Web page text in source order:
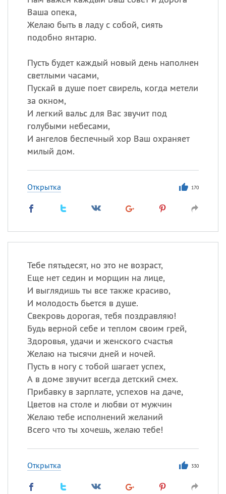
Ваша опека,
Желаю быть в ладу с собой, сиять
подобно янтарю.
Пусть будет каждый новый день наполнен
светлыми часами,
Пускай в душе поет свирель, когда метели
за окном,
И легкий вальс для Вас звучит под
голубыми небесами,
И ангелов беспечный хор Ваш охраняет
милый дом.
Открытка 170
Тебе пятьдесят, но это не возраст,
Еще нет седин и морщин на лице,
И выглядишь ты все также красиво,
И молодость бьется в душе.
Свекровь дорогая, тебя поздравляю!
Будь верной себе и теплом своим грей,
Здоровья, удачи и женского счастья
Желаю на тысячи дней и ночей.
Пусть в ногу с тобой шагает успех,
А в доме звучит всегда детский смех.
Прибавку в зарплате, успехов на даче,
Цветов на столе и любви от мужчин
Желаю тебе исполнений желаний
Всего что ты хочешь, желаю тебе!
Открытка 330